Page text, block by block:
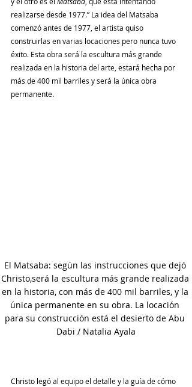
realizarse desde 1977.” La idea del Matsaba
comenzó antes de 1977, el artista quiso
construirlas en varias locaciones pero nunca tuvo
éxito. Esta obra será la escultura más grande
realizada en la historia del arte, estará hecha por
más de 400 mil barriles y será la única obra
permanente.
El Matsaba: según las instrucciones que dejó
Christo,será la escultura más grande realizada
en la historia, con más de 400 mil barriles, y la
única permanente en su obra. La locación
para su construcción está el desierto de Abu
Dabi / Natalia Ayala
Christo legó al equipo el detalle y la guía de cómo